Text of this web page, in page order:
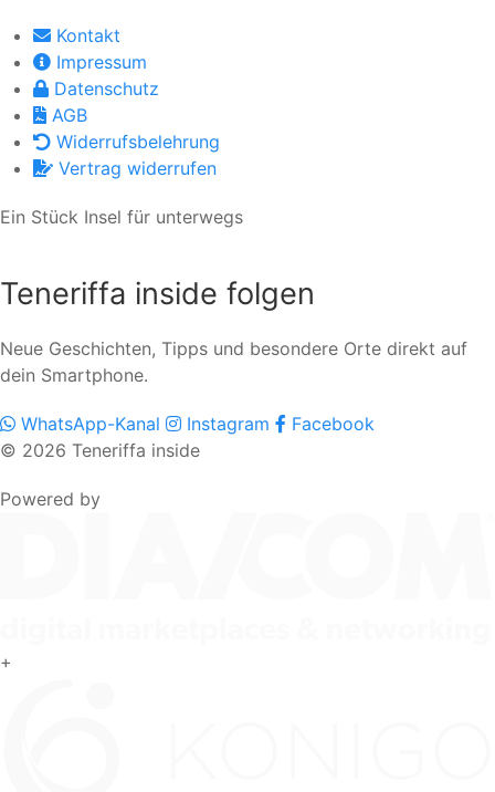
Kontakt
Impressum
Datenschutz
AGB
Widerrufsbelehrung
Vertrag widerrufen
Ein Stück Insel für unterwegs
Teneriffa inside folgen
Neue Geschichten, Tipps und besondere Orte direkt auf
dein Smartphone.
WhatsApp-Kanal Instagram
Facebook
© 2026 Teneriffa inside
Powered by
+